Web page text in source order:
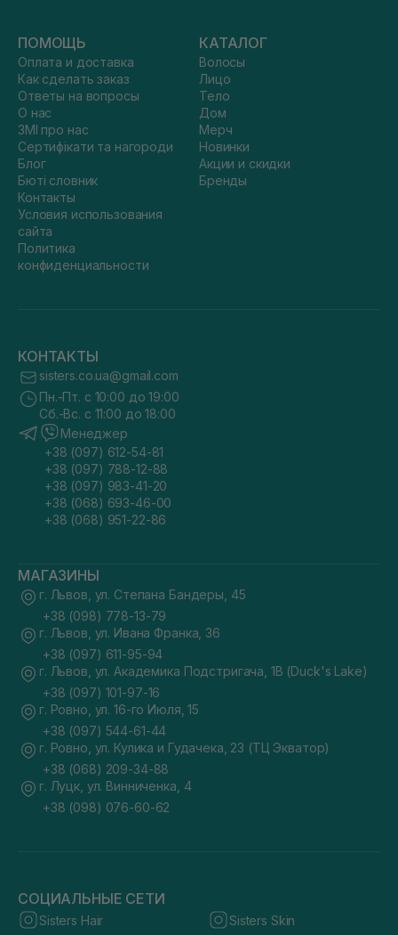
ПОМОЩЬ
Оплата и доставка
Как сделать заказ
Ответы на вопросы
О нас
ЗМІ про нас
Сертифікати та нагороди
Блог
Бюті словник
Контакты
Условия использования
сайта
Политика
конфиденциальности
КАТАЛОГ
Волосы
Лицо
Тело
Дом
Мерч
Новинки
Акции и скидки
Бренды
КОНТАКТЫ
sisters.co.ua@gmail.com
Пн.-Пт. с 10:00 до 19:00
Сб.-Вс. с 11:00 до 18:00
Менеджер
+38 (097) 612-54-81
+38 (097) 788-12-88
+38 (097) 983-41-20
+38 (068) 693-46-00
+38 (068) 951-22-86
МАГАЗИНЫ
г. Львов, ул. Степана Бандеры, 45
+38 (098) 778-13-79
г. Львов, ул. Ивана Франка, 36
+38 (097) 611-95-94
г. Львов, ул. Академика Подстригача, 1В (Duck's Lake)
+38 (097) 101-97-16
г. Ровно, ул. 16-го Июля, 15
+38 (097) 544-61-44
г. Ровно, ул. Кулика и Гудачека, 23 (ТЦ Экватор)
+38 (068) 209-34-88
г. Луцк, ул. Винниченка, 4
+38 (098) 076-60-62
СОЦИАЛЬНЫЕ СЕТИ
Sisters Hair Sisters Skin